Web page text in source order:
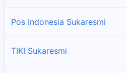
Pos Indonesia Sukaresmi
TIKI Sukaresmi